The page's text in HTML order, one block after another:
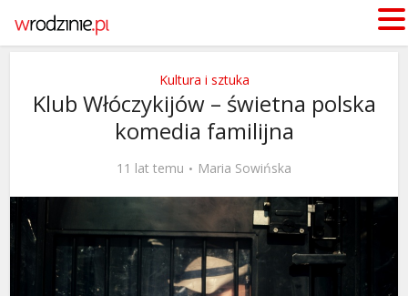
Kultura i sztuka
Klub Włóczykijów – świetna polska
komedia familijna
11 lat temu Maria Sowińska